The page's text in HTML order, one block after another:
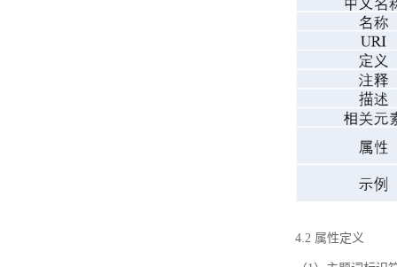
4.2 属性定义